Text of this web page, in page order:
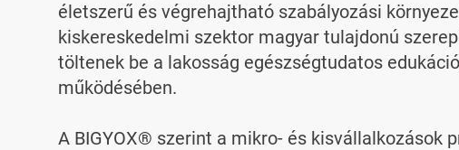
életszerű és végrehajtható szabályozási
kiskereskedelmi szektor magyar tulajdonú
töltenek be a lakosság egészségtudatos
működésében.
A BIGYOX® szerint a mikro- és kisvállalkozások